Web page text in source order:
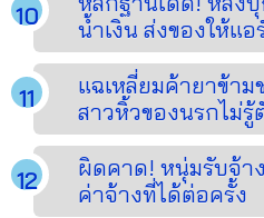
น้ำเงิน ส่งของให้แอ
แฉเหลี่ยมค้ายาข้า
สาวหิ้วของนรกไม่รู้
ผิดคาด! หนุ่มรับจ้า
ค่าจ้างที่ได้ต่อครั้ง